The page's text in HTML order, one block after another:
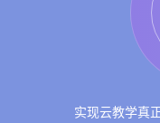
实现云教学真